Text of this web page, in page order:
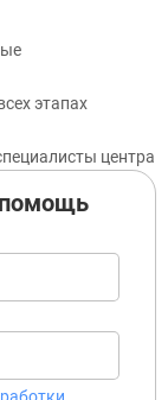
этапах
центра
помощь
политикой
вам